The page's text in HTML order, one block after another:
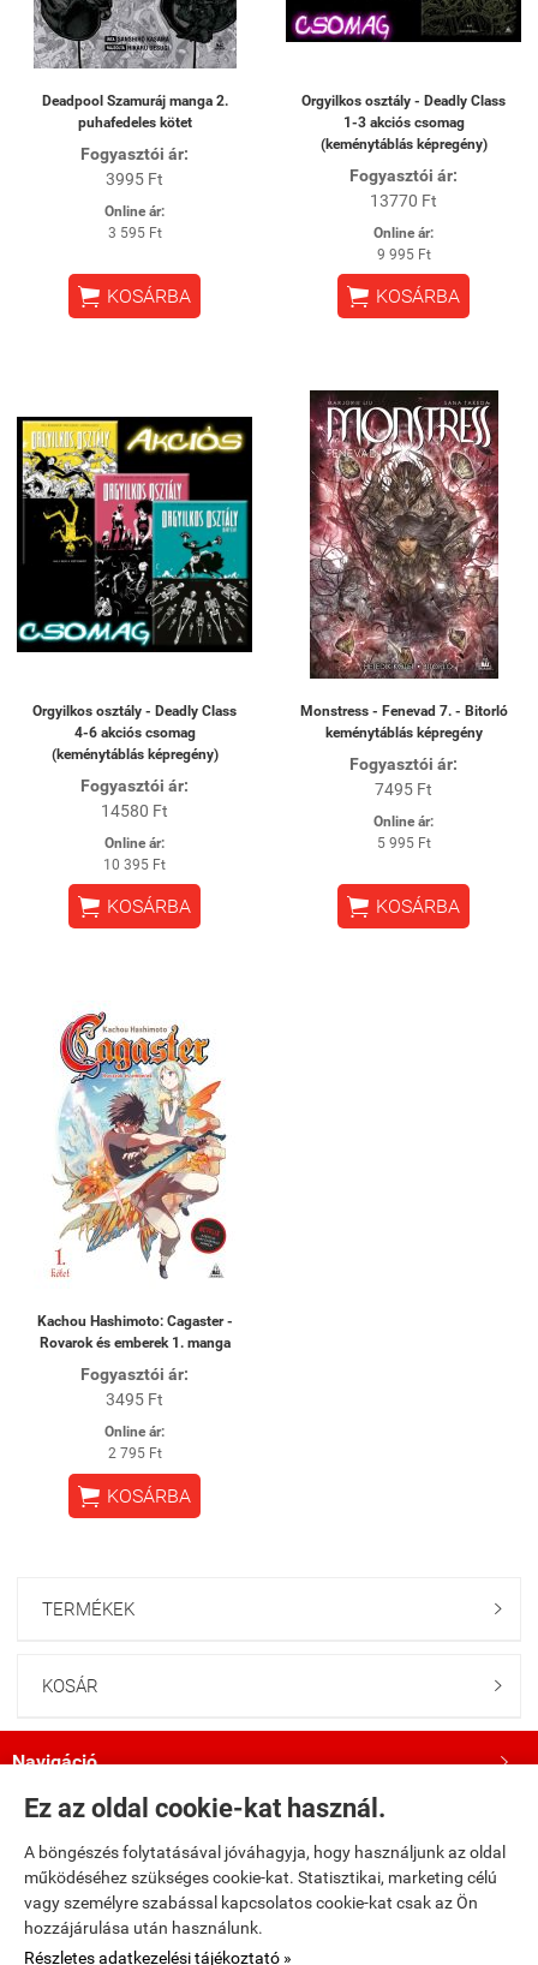
Ez az oldal cookie-kat használ.
A böngészés folytatásával jóváhagyja, hogy használjunk az oldal
működéséhez szükséges cookie-kat. Statisztikai, marketing célú
vagy személyre szabással kapcsolatos cookie-kat csak az Ön
hozzájárulása után használunk.
Részletes adatkezelési tájékoztató »
Deadpool Szamuráj manga 2.
puhafedeles kötet
Fogyasztói ár:
3995 Ft
Online ár:
3 595 Ft
 KOSÁRBA
Orgyilkos osztály - Deadly Class
1-3 akciós csomag
(keménytáblás képregény)
Fogyasztói ár:
13770 Ft
Online ár:
9 995 Ft
 KOSÁRBA
Orgyilkos osztály - Deadly Class
4-6 akciós csomag
(keménytáblás képregény)
Fogyasztói ár:
14580 Ft
Online ár:
10 395 Ft
 KOSÁRBA
Monstress - Fenevad 7. - Bitorló
keménytáblás képregény
Fogyasztói ár:
7495 Ft
Online ár:
5 995 Ft
 KOSÁRBA
Kachou Hashimoto: Cagaster -
Rovarok és emberek 1. manga
Fogyasztói ár:
3495 Ft
Online ár:
2 795 Ft
 KOSÁRBA
TERMÉKEK 
KOSÁR 
Navigáció 
Saját fiók
Bemutatkozás
Kövess minket a Facebookon!